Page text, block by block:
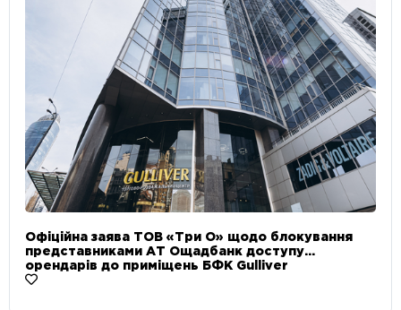
Офіційна заява ТОВ «Три О» щодо блокування
представниками АТ Ощадбанк доступу
орендарів до приміщень БФК Gulliver